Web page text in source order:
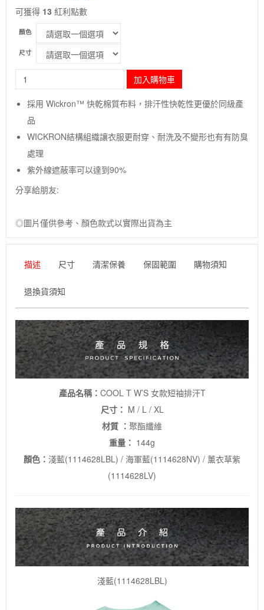
可獲得 13 紅利點數
顏色
尺寸
毛
日
【Montbell】
W'S
款
排
汗
加入購物車
採用 Wickron™ 快乾棉質布料，排汗性快乾性更優於同級產
品
WICKRON結構組織讓衣服更耐穿、耐洗及不變形也有有防臭
處理
紫外線遮蔽率可以達到90%
分享給朋友:
◎圖片僅供參考、顏色款式以實際出貨為主
描述 尺寸 清潔保養 保固範圍 購物須知
退換貨須知
產品名稱： COOL T W’S 女款短袖排汗T
尺寸： M / L / XL
材質 ： 聚酯纖維
重量： 144g
顏色： 淺藍(1114628LBL) / 海軍藍(1114628NV) / 薰衣草紫
(1114628LV)
淺藍(1114628LBL)